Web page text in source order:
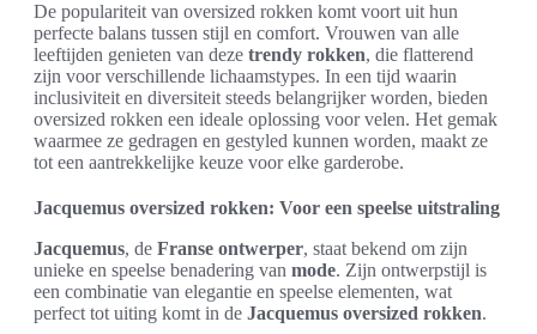
De populariteit van oversized rokken komt voort uit hun
perfecte balans tussen stijl en comfort. Vrouwen van alle
leeftijden genieten van deze trendy rokken, die flatterend
zijn voor verschillende lichaamstypes. In een tijd waarin
inclusiviteit en diversiteit steeds belangrijker worden, bieden
oversized rokken een ideale oplossing voor velen. Het gemak
waarmee ze gedragen en gestyled kunnen worden, maakt ze
tot een aantrekkelijke keuze voor elke garderobe.
Jacquemus oversized rokken: Voor een speelse uitstraling
Jacquemus, de Franse ontwerper, staat bekend om zijn
unieke en speelse benadering van mode. Zijn ontwerpstijl is
een combinatie van elegantie en speelse elementen, wat
perfect tot uiting komt in de Jacquemus oversized rokken.